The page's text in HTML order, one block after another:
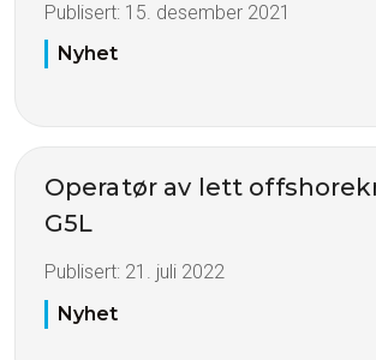
Publisert: 15. desember 2021
Nyhet
Operatør av lett
G5L
Publisert: 21. juli 2022
Nyhet